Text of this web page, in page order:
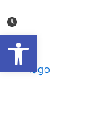
au
contenu
Ouvrir la barre d’outils